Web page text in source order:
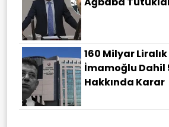
160 Milyar
İmamoğlu Dahil
Hakkında Karar